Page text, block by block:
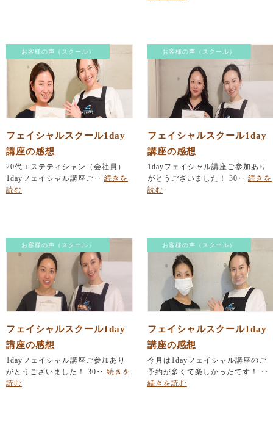
お客様の声（スクール）
フェイシャルスクール1day
講座の感想
20代エステティシャン（会社員）
1dayフェイシャル講座ご‥ 続きを
読む
お客様の声（スクール）
フェイシャルスクール1day
講座の感想
1dayフェイシャル講座ご参加あり
がとうございました！ 30‥ 続きを
読む
お客様の声（スクール）
フェイシャルスクール1day
講座の感想
1dayフェイシャル講座ご参加あり
がとうございました！ 30‥ 続きを
読む
お客様の声（スクール）
フェイシャルスクール1day
講座の感想
今月は1dayフェイシャル講座のご
予約が多くて楽しかったです！ ‥
続きを読む